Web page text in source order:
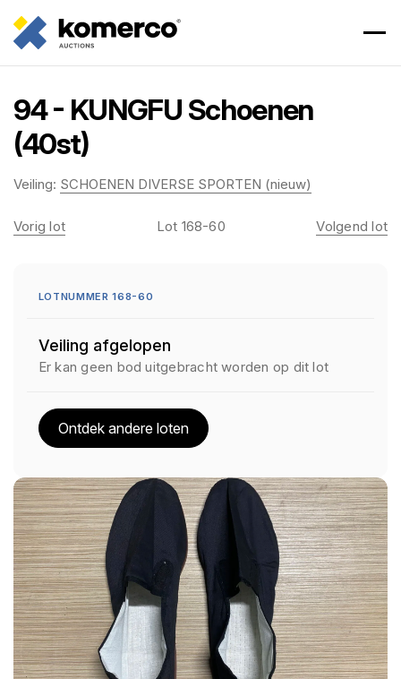
94 - KUNGFU Schoenen
(40st)
Veiling: SCHOENEN DIVERSE SPORTEN (nieuw)
Vorig lot Lot 168-60 Volgend lot
LOTNUMMER 168-60
Veiling afgelopen
Er kan geen bod uitgebracht worden op dit lot
Ontdek andere loten